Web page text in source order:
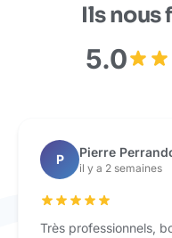
Ils nous
5.0
P Pierre
il y a 2 semaines
Très professionnels,